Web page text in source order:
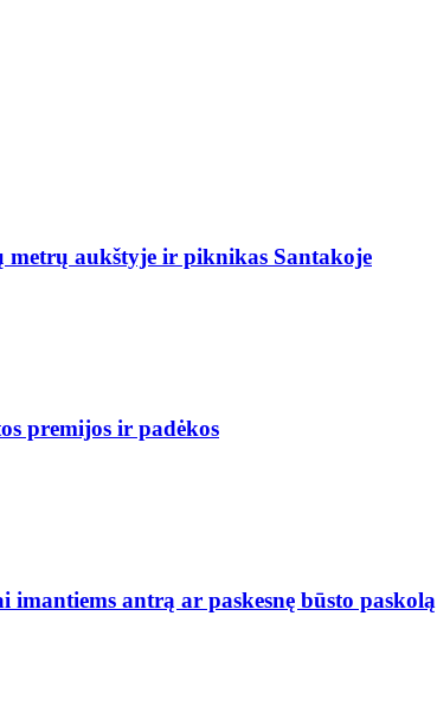
metrų aukštyje ir piknikas Santakoje
premijos ir padėkos
antrą ar paskesnę būsto paskolą